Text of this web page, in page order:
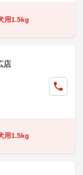
用1.5kg
店
用1.5kg